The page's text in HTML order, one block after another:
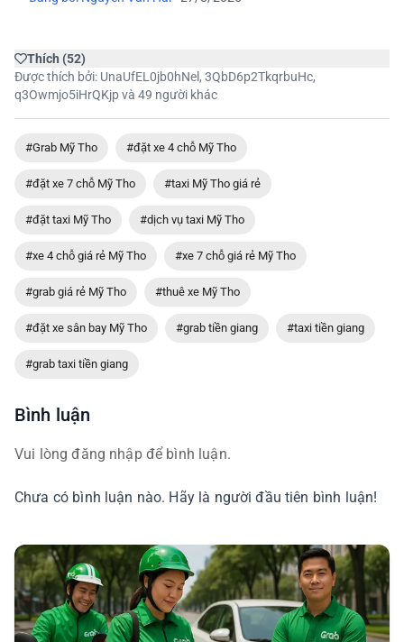
Thích (52)
Được thích bởi: UnaUfEL0jb0hNel , 3QbD6p2TkqrbuHc,
q3Owmjo5iHrQKjpvà 49 người khác
#Grab Mỹ Tho #đặt xe 4 chỗ Mỹ Tho
#đặt xe 7 chỗ Mỹ Tho #taxi Mỹ Tho giá rẻ
#đặt taxi Mỹ Tho #dịch vụ taxi Mỹ Tho
#xe 4 chỗ giá rẻ Mỹ Tho #xe 7 chỗ giá rẻ Mỹ Tho
#grab giá rẻ Mỹ Tho #thuê xe Mỹ Tho
#đặt xe sân bay Mỹ Tho #grab tiền giang #taxi tiền giang
#grab taxi tiền giang
Bình luận
Vui lòng đăng nhập để bình luận.
Chưa có bình luận nào. Hãy là người đầu tiên bình luận!